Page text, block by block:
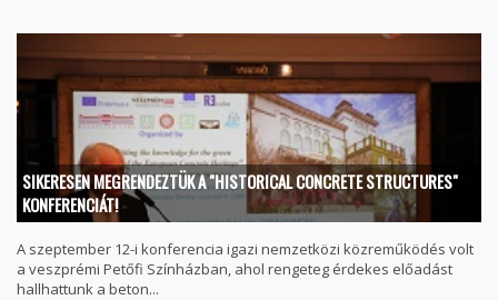
SIKERESEN MEGRENDEZTÜK A "HISTORICAL CONCRETE STRUCTURES"
KONFERENCIÁT!
A szeptember 12-i konferencia igazi nemzetközi közreműködés volt
a veszprémi Petőfi Színházban, ahol rengeteg érdekes előadást
hallhattunk a beton...